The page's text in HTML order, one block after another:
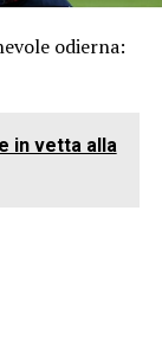
odierna:
in vetta alla